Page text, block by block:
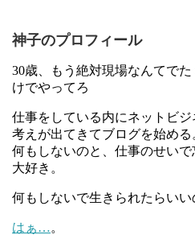
神子のプロフィール
30歳、もう絶対現場なんてで
けでやってろ
仕事をしている内にネットビ
考えが出てきてブログを始める
何もしないのと、仕事のせい
大好き。
何もしないで生きられたらいい
はぁ…。